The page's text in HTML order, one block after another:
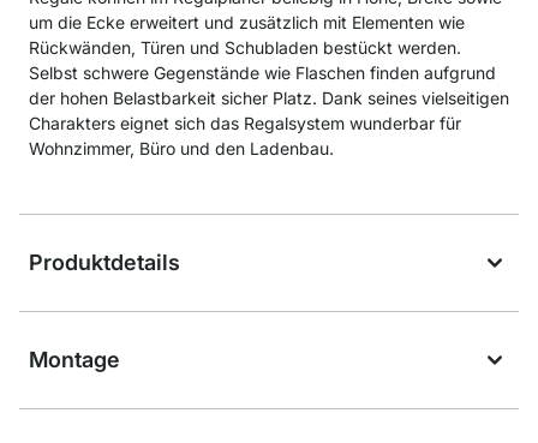
um die Ecke erweitert und zusätzlich mit Elementen wie
Rückwänden, Türen und Schubladen bestückt werden.
Selbst schwere Gegenstände wie Flaschen finden aufgrund
der hohen Belastbarkeit sicher Platz. Dank seines vielseitigen
Charakters eignet sich das Regalsystem wunderbar für
Wohnzimmer, Büro und den Ladenbau.
Produktdetails
Montage